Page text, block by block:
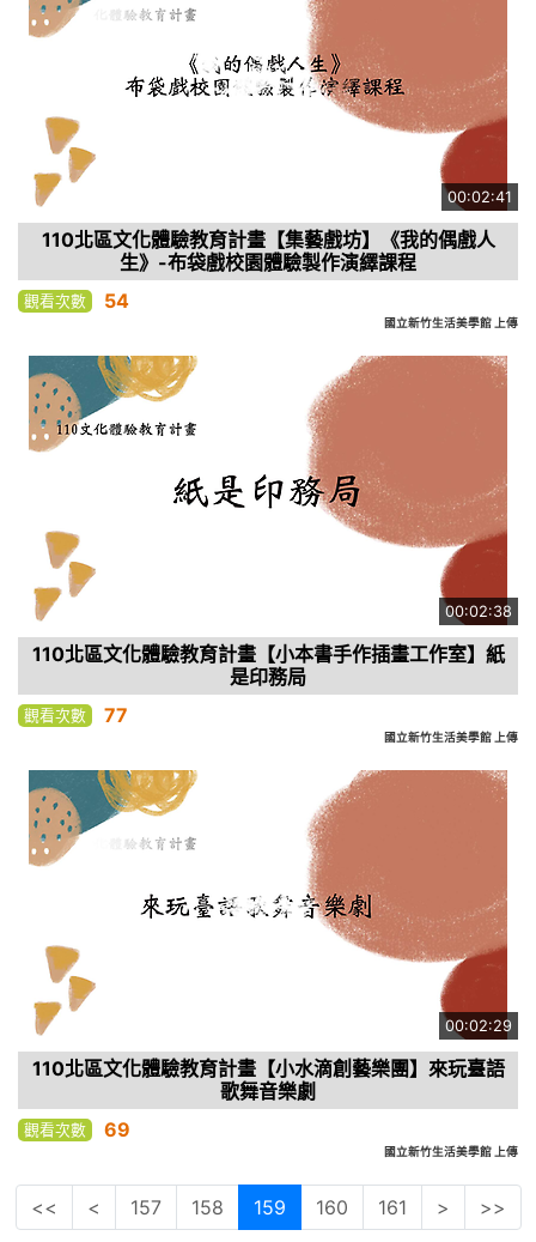
00:02:41
110北區文化體驗教育計畫【集藝戲坊】《我的偶戲人
生》-布袋戲校園體驗製作演繹課程
觀看次數 54
國立新竹生活美學館 上傳
00:02:38
110北區文化體驗教育計畫【小本書手作插畫工作室】紙
是印務局
觀看次數 77
國立新竹生活美學館 上傳
00:02:29
110北區文化體驗教育計畫【小水滴創藝樂團】來玩臺語
歌舞音樂劇
觀看次數 69
國立新竹生活美學館 上傳
<< < 157 158 159 160 161 > >>